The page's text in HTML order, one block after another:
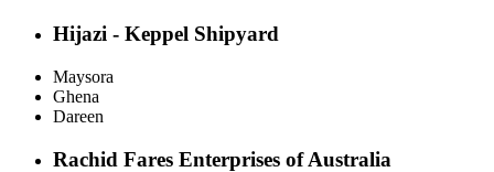
Hijazi - Keppel Shipyard
Maysora
Ghena
Dareen
Rachid Fares Enterprises of Australia